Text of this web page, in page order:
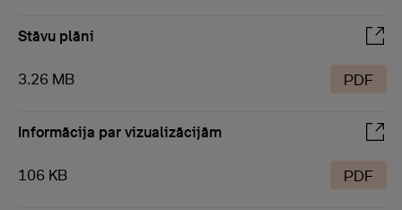
Stāvu plāni
3.26 MB PDF
Informācija par vizualizācijām
106 KB PDF